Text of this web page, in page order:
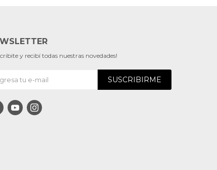
y recibí todas nuestras novedades!
SUSCRIBIRME
 